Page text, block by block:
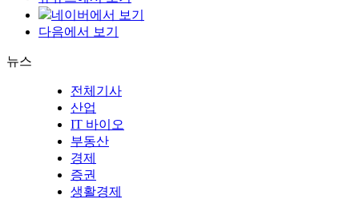
네이버에서 보기
다음에서 보기
뉴스
전체기사
산업
IT 바이오
부동산
경제
증권
생활경제